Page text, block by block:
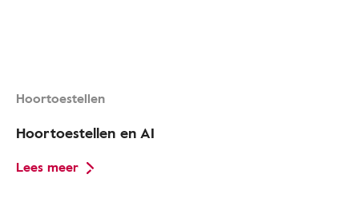
Hoortoestellen
Hoortoestellen en AI
Lees meer